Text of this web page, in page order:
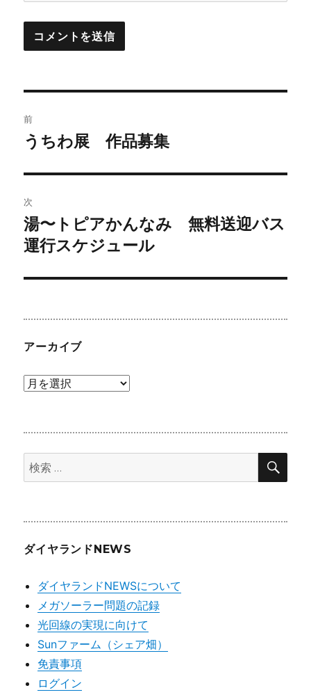
稿
ビ
ゲ
ー
シ
ン
前
前
投
稿:
うちわ展 作品募集
次
次
の
稿:
湯〜トピアかんなみ 無料送迎バス
運行スケジュール
アーカイブ
ア
ブ
検
索:
検
ダイヤランドNEWS
ダイヤランドNEWSについて
メガソーラー問題の記録
光回線の実現に向けて
Sunファーム（シェア畑）
免責事項
ログイン